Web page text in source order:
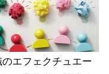
のエフェクチュエー